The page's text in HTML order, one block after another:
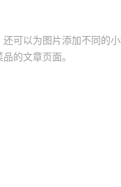
还可以为图片添加不同的
的文章页面。